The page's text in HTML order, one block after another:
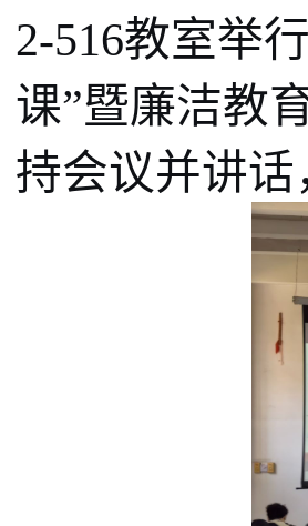
2-516教室举行
课”暨廉洁教
持会议并讲